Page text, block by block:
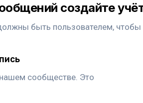
создайте
быть пользователем, чтобы
нашем сообществе. Это